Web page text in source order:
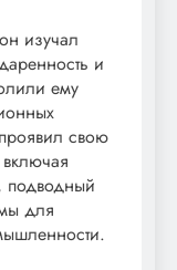
изучал
и
ему
свою
подводный
для